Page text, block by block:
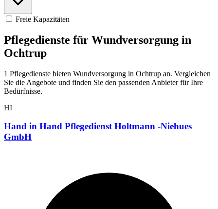
Freie Kapazitäten
Pflegedienste für Wundversorgung in
Ochtrup
1 Pflegedienste bieten Wundversorgung in Ochtrup an. Vergleichen
Sie die Angebote und finden Sie den passenden Anbieter für Ihre
Bedürfnisse.
HI
Hand in Hand Pflegedienst Holtmann -Niehues
GmbH